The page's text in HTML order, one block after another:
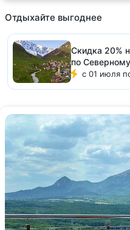
Отдыхайте выгоднее
Скидка 20%
по
с 01 июля